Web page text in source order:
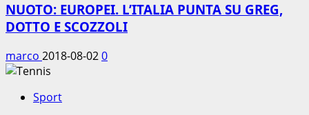
NUOTO: EUROPEI. L’ITALIA PUNTA SU GREG,
DOTTO E SCOZZOLI
marco 2018-08-020
Sport